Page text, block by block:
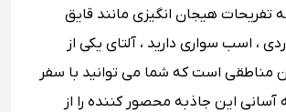
تفریحات هیجان انگیزی مانند قایق
، اسب سواری دارید ، آلتای یکی از
مناطقی است که شما می توانید با سفر
آسانی این جاذبه محصور کننده را از